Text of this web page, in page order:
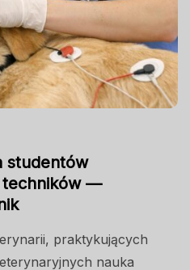
studentów
techników —
praktykujących
nauka